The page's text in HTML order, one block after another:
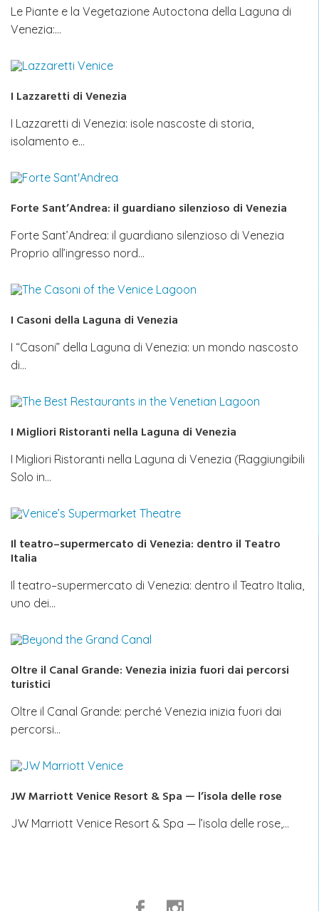
Le Piante e la Vegetazione Autoctona della Laguna di
Venezia:…
I Lazzaretti di Venezia
I Lazzaretti di Venezia: isole nascoste di storia,
isolamento e…
Forte Sant’Andrea: il guardiano silenzioso di Venezia
Forte Sant’Andrea: il guardiano silenzioso di Venezia
Proprio all’ingresso nord…
I Casoni della Laguna di Venezia
I “Casoni” della Laguna di Venezia: un mondo nascosto
di…
I Migliori Ristoranti nella Laguna di Venezia
I Migliori Ristoranti nella Laguna di Venezia (Raggiungibili
Solo in…
Il teatro–supermercato di Venezia: dentro il Teatro
Italia
Il teatro–supermercato di Venezia: dentro il Teatro Italia,
uno dei…
Oltre il Canal Grande: Venezia inizia fuori dai percorsi
turistici
Oltre il Canal Grande: perché Venezia inizia fuori dai
percorsi…
JW Marriott Venice Resort & Spa — l’isola delle rose
JW Marriott Venice Resort & Spa — l’isola delle rose,…